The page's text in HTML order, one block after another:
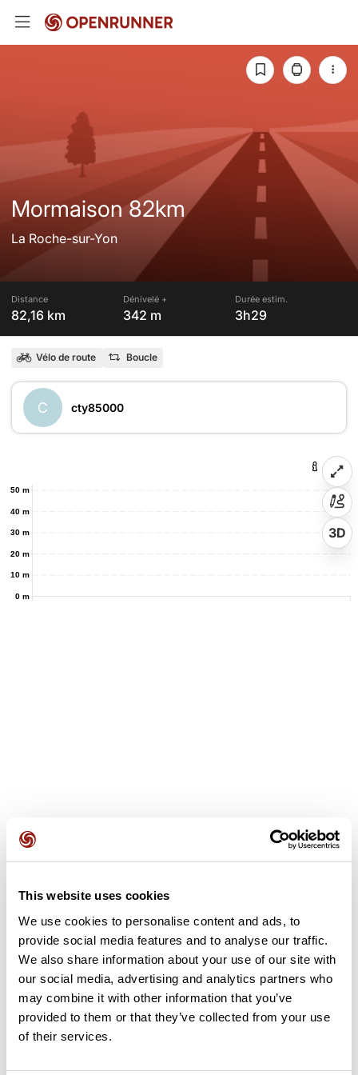
This website uses cookies
We use cookies to personalise content and ads, to
provide social media features and to analyse our traffic.
We also share information about your use of our site with
our social media, advertising and analytics partners who
may combine it with other information that you’ve
provided to them or that they’ve collected from your use
of their services.
Mormaison 82km
La Roche-sur-Yon
Distance
82,16 km
Dénivelé +
342 m
Durée estim.
3h29
Vélo de route Boucle
C cty85000
0 m
10 m
20 m
30 m
40 m
50 m
3D
Ajouter un avis
Découvrez ce parcours de vélo de 82,2 km à proximité de La